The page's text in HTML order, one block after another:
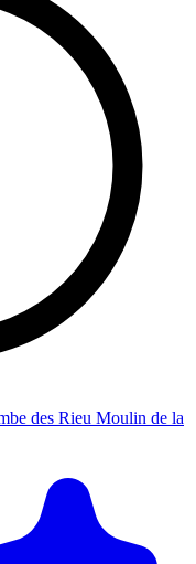
des Rieu Moulin de la